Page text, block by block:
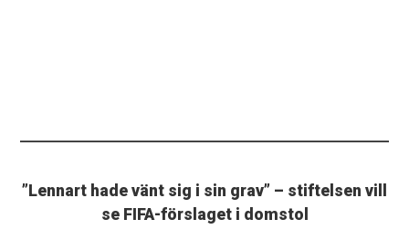
”Lennart hade vänt sig i sin grav” – stiftelsen vill
se FIFA-förslaget i domstol